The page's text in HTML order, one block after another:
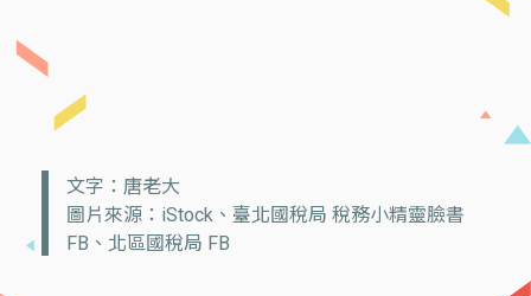
文字：唐老大
圖片來源：iStock、臺北國稅局 稅務小精靈臉書
FB、北區國稅局 FB